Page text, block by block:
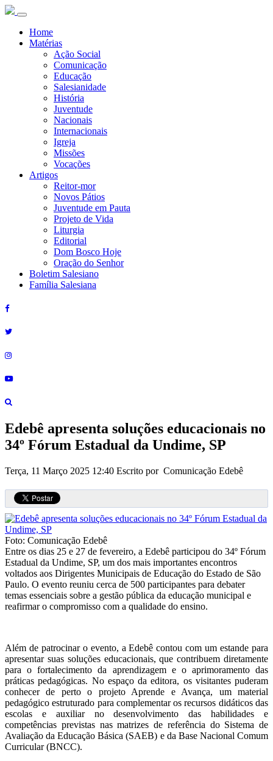
Home
Matérias
Ação Social
Comunicação
Educação
Salesianidade
História
Juventude
Nacionais
Internacionais
Igreja
Missões
Vocações
Artigos
Reitor-mor
Novos Pátios
Juventude em Pauta
Projeto de Vida
Liturgia
Editorial
Dom Bosco Hoje
Oração do Senhor
Boletim Salesiano
Família Salesiana
Edebê apresenta soluções educacionais no
34º Fórum Estadual da Undime, SP
Terça, 11 Março 2025 12:40 Escrito por Comunicação Edebê
Foto: Comunicação Edebê
Entre os dias 25 e 27 de fevereiro, a Edebê participou do 34º Fórum
Estadual da Undime, SP, um dos mais importantes encontros
voltados aos Dirigentes Municipais de Educação do Estado de São
Paulo. O evento reuniu cerca de 500 participantes para debater
temas essenciais sobre a gestão pública da educação municipal e
reafirmar o compromisso com a qualidade do ensino.
Além de patrocinar o evento, a Edebê contou com um estande para
apresentar suas soluções educacionais, que contribuem diretamente
para o fortalecimento da aprendizagem e o aprimoramento das
práticas pedagógicas. No espaço da editora, os visitantes puderam
conhecer de perto o projeto Aprende e Avança, um material
pedagógico estruturado para complementar os recursos didáticos das
escolas e auxiliar no desenvolvimento das habilidades e
competências previstas nas matrizes de referência do Sistema de
Avaliação da Educação Básica (SAEB) e da Base Nacional Comum
Curricular (BNCC).